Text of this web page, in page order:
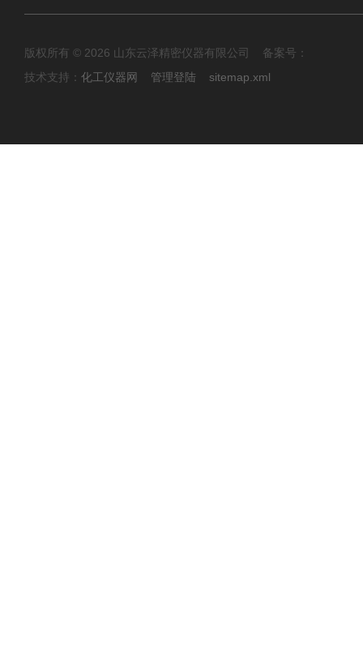
版权所有 © 2026 山东云泽精密仪器有限公司 备案号：
技术支持： 化工仪器网 管理登陆 sitemap.xml